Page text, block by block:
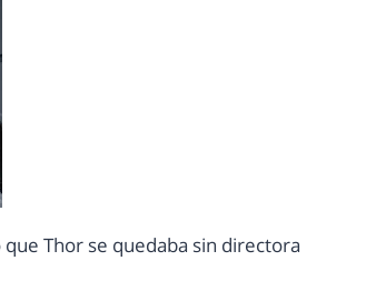
Thor se quedaba sin directora